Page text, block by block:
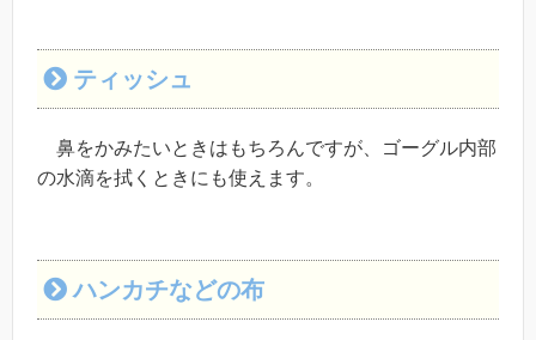
ティッシュ
鼻をかみたいときはもちろんですが、ゴーグル内部
の水滴を拭くときにも使えます。
ハンカチなどの布